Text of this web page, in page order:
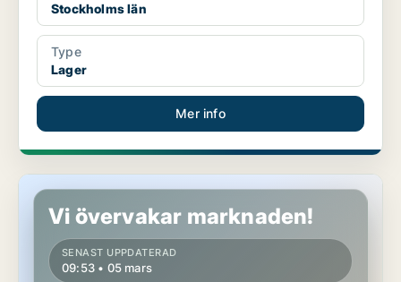
Stockholms län
Type
Lager
Mer info
Lager i Göteborg
Vi övervakar marknaden!
SENAST UPPDATERAD
09:53 • 05 mars